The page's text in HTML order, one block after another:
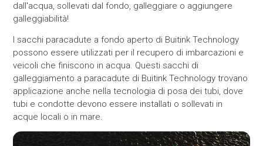
dall'acqua, sollevati dal fondo, galleggiare o aggiungere
galleggiabilità!
I sacchi paracadute a fondo aperto di Buitink Technology
possono essere utilizzati per il recupero di imbarcazioni e
veicoli che finiscono in acqua. Questi sacchi di
galleggiamento a paracadute di Buitink Technology trovano
applicazione anche nella tecnologia di posa dei tubi, dove
tubi e condotte devono essere installati o sollevati in
acque locali o in mare.